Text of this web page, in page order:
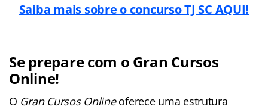
Saiba mais sobre o concurso TJ SC AQUI!
Se prepare com o Gran Cursos
Online!
O Gran Cursos Onlineoferece uma estrutura